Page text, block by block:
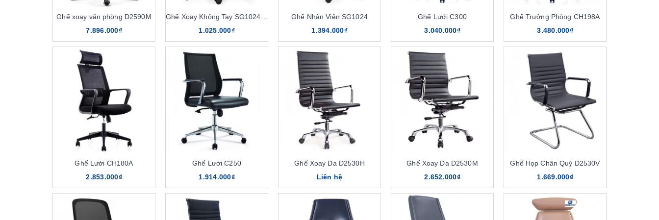
Ghế xoay văn phòng D2590M
7.896.000₫
1.025.000₫
Ghế Nhân Viên SG1024
1.394.000₫
Ghế Lưới C300
3.040.000₫
Ghế Trưởng Phòng CH198A
3.480.000₫
Ghế Lưới CH180A
2.853.000₫
Ghế Lưới C250
1.914.000₫
Ghế Xoay Da D2530H
Liên hệ
Ghế Xoay Da D2530M
2.652.000₫
Ghế Họp Chân Quỳ D2530V
1.669.000₫